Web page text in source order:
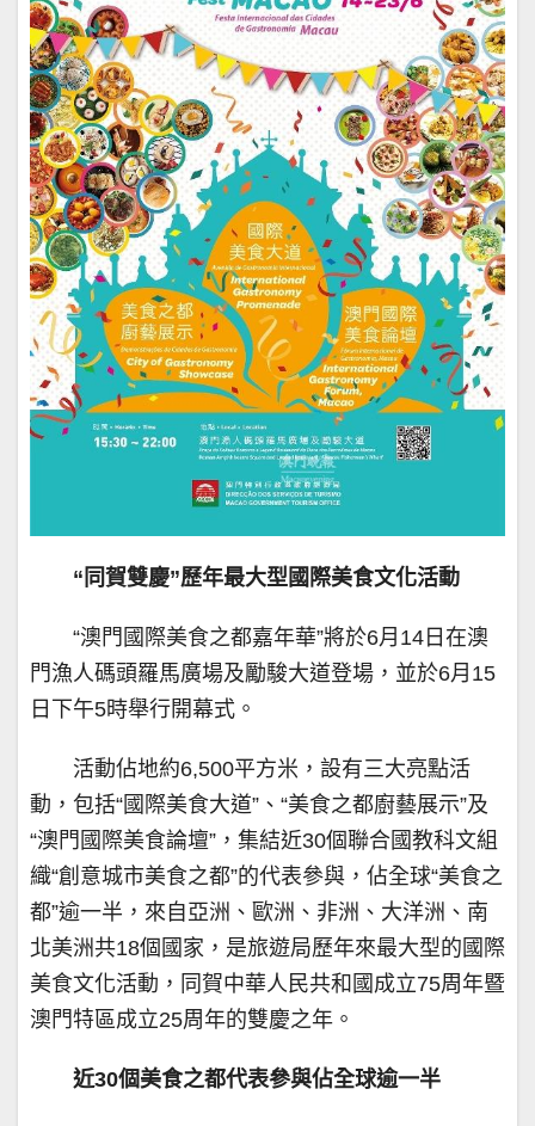
“同賀雙慶”歷年最大型國際美食文化活動
“澳門國際美食之都嘉年華”將於6月14日在澳
門漁人碼頭羅馬廣場及勵駿大道登場，並於6月15
日下午5時舉行開幕式。
活動佔地約6,500平方米，設有三大亮點活
動，包括“國際美食大道”、“美食之都廚藝展示”及
“澳門國際美食論壇”，集結近30個聯合國教科文組
織“創意城市美食之都”的代表參與，佔全球“美食之
都”逾一半，來自亞洲、歐洲、非洲、大洋洲、南
北美洲共18個國家，是旅遊局歷年來最大型的國際
美食文化活動，同賀中華人民共和國成立75周年暨
澳門特區成立25周年的雙慶之年。
近30個美食之都代表參與佔全球逾一半